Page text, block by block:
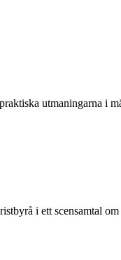
utmaningarna i
i ett scensamtal